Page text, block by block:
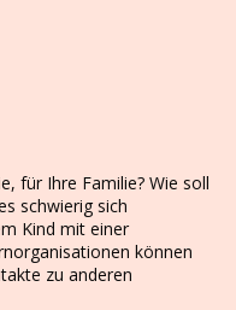
für Ihre Familie? Wie soll
schwierig sich
Kind mit einer
können
zu anderen